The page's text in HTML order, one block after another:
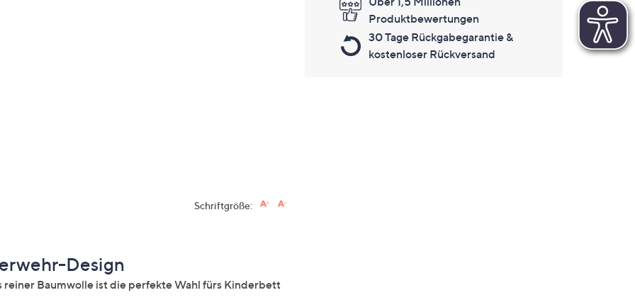
Produktbewertungen
30 Tage Rückgabegarantie &
kostenloser Rückversand
Schriftgröße:
Design
Baumwolle ist die perfekte Wahl fürs Kinderbett